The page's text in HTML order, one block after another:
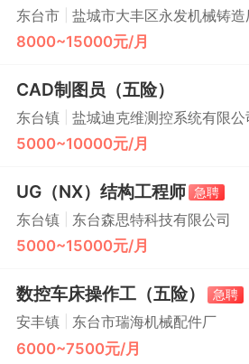
东台市
盐城市大丰区永发机械铸造
8000~15000元/月
CAD制图员（五险）
东台镇 盐城迪克维测控系统有限公
5000~10000元/月
UG（NX）结构工程师 急聘
东台镇
东台森思特科技有限公司
5000~15000元/月
数控车床操作工（五险）
急聘
安丰镇
东台市瑞海机械配件厂
6000~7500元/月